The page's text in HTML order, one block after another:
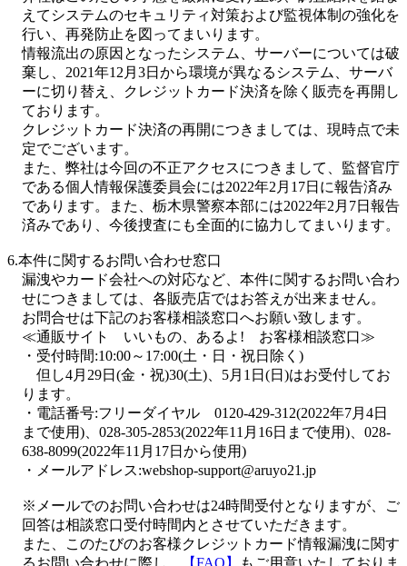
えてシステムのセキュリティ対策および監視体制の強化を
行い、再発防止を図ってまいります。
情報流出の原因となったシステム、サーバーについては破
棄し、2021年12月3日から環境が異なるシステム、サーバ
ーに切り替え、クレジットカード決済を除く販売を再開し
ております。
クレジットカード決済の再開につきましては、現時点で未
定でございます。
また、弊社は今回の不正アクセスにつきまして、監督官庁
である個人情報保護委員会には2022年2月17日に報告済み
であります。また、栃木県警察本部には2022年2月7日報告
済みであり、今後捜査にも全面的に協力してまいります。
6.本件に関するお問い合わせ窓口
漏洩やカード会社への対応など、本件に関するお問い合わ
せにつきましては、各販売店ではお答えが出来ません。
お問合せは下記のお客様相談窓口へお願い致します。
≪通販サイト いいもの、あるよ! お客様相談窓口≫
・受付時間:10:00～17:00(土・日・祝日除く)
但し4月29日(金・祝)30(土)、5月1日(日)はお受付してお
ります。
・電話番号:フリーダイヤル 0120-429-312(2022年7月4日
まで使用)、028-305-2853(2022年11月16日まで使用)、028-
638-8099(2022年11月17日から使用)
・メールアドレス:webshop-support@aruyo21.jp
※メールでのお問い合わせは24時間受付となりますが、ご
回答は相談窓口受付時間内とさせていただきます。
また、このたびのお客様クレジットカード情報漏洩に関す
るお問い合わせに際し、
【FAQ】 もご用意いたしておりま